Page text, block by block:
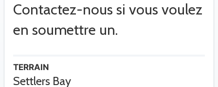
Contactez-nous si vous voulez
en soumettre un.
TERRAIN
Settlers Bay